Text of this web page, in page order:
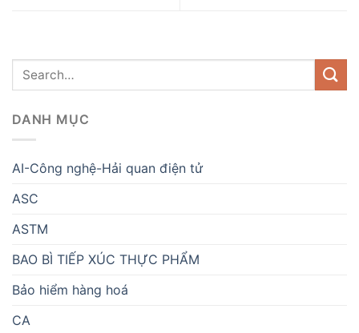
DANH MỤC
AI-Công nghệ-Hải quan điện tử
ASC
ASTM
BAO BÌ TIẾP XÚC THỰC PHẨM
Bảo hiểm hàng hoá
CA